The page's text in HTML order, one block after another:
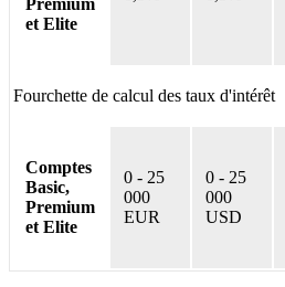
et Elite
Fourchette de calcul des taux d'intérêt
Comptes
Basic,
Premium
et Elite
0 - 25
000
EUR
0 - 25
000
USD